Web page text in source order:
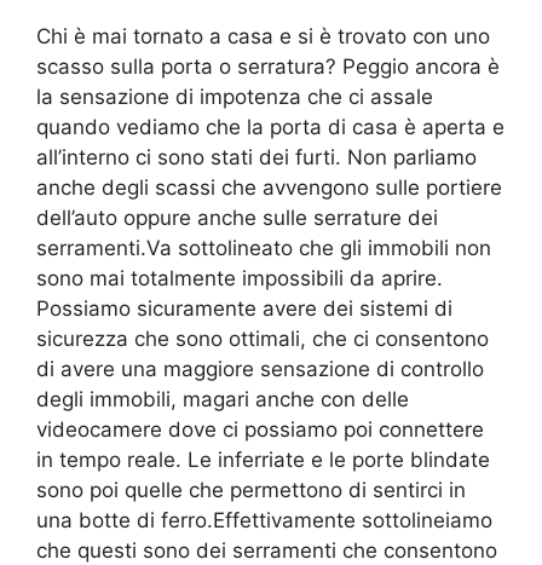
Chi è mai tornato a casa e si è trovato con uno
scasso sulla porta o serratura? Peggio ancora è
la sensazione di impotenza che ci assale
quando vediamo che la porta di casa è aperta e
all’interno ci sono stati dei furti. Non parliamo
anche degli scassi che avvengono sulle portiere
dell’auto oppure anche sulle serrature dei
serramenti.Va sottolineato che gli immobili non
sono mai totalmente impossibili da aprire.
Possiamo sicuramente avere dei sistemi di
sicurezza che sono ottimali, che ci consentono
di avere una maggiore sensazione di controllo
degli immobili, magari anche con delle
videocamere dove ci possiamo poi connettere
in tempo reale. Le inferriate e le porte blindate
sono poi quelle che permettono di sentirci in
una botte di ferro.Effettivamente sottolineiamo
che questi sono dei serramenti che consentono